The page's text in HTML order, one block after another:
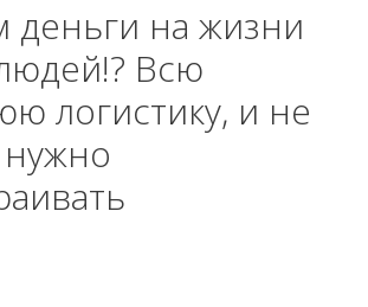
на жизни
Всю
логистику, и не
нужно